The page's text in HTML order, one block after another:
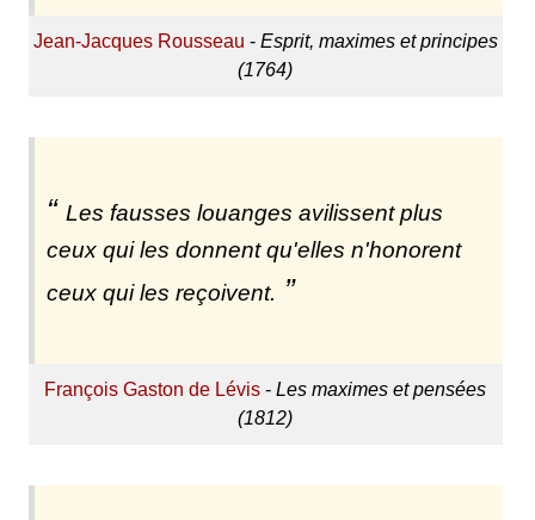
Jean-Jacques Rousseau - Esprit, maximes et principes
(1764)
Les fausses louanges avilissent plus
ceux qui les donnent qu'elles n'honorent
ceux qui les reçoivent.
François Gaston de Lévis -Les maximes et pensées
(1812)